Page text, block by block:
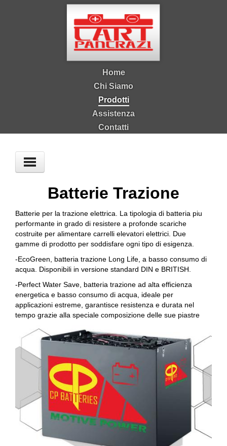
Salta al contenuto principale
Home
Chi Siamo
Prodotti
Assistenza
Contatti
Tu sei qui
Batterie Trazione
Batterie per la trazione elettrica. La tipologia di batteria piu
performante in grado di resistere a profonde scariche
costruite per alimentare carrelli elevatori elettrici. Due
gamme di prodotto per soddisfare ogni tipo di esigenza.
-EcoGreen, batteria trazione Long Life, a basso consumo di
acqua. Disponibili in versione standard DIN e BRITISH.
-Perfect Water Save, batteria trazione ad alta efficienza
energetica e basso consumo di acqua, ideale per
applicazioni estreme, garantisce resistenza e durata nel
tempo grazie alla speciale composizione delle sue piastre